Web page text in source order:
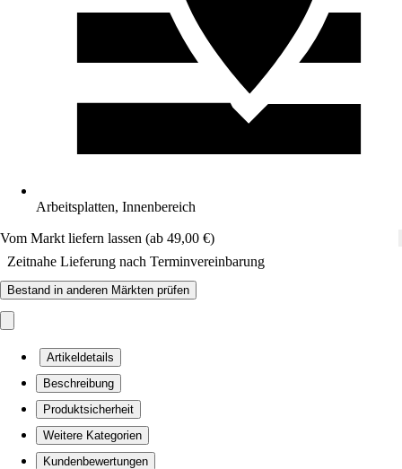
Arbeitsplatten, Innenbereich
Vom Markt liefern lassen (ab 49,00 €)
Zeitnahe Lieferung nach Terminvereinbarung
Bestand in anderen Märkten prüfen
Artikeldetails
Beschreibung
Produktsicherheit
Weitere Kategorien
Kundenbewertungen